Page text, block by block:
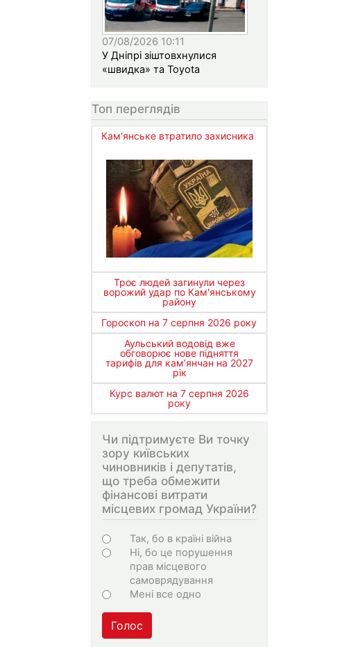
07/08/2026 10:11
У Дніпрі зіштовхнулися
«швидка» та Toyota
Топ переглядів
Кам'янське втратило захисника
Троє людей загинули через
ворожий удар по Кам'янському
району
Гороскоп на 7 серпня 2026 року
Аульський водовід вже
обговорює нове підняття
тарифів для кам’янчан на 2027
рік
Курс валют на 7 серпня 2026
року
Чи підтримуєте Ви точку
зору київських
чиновників і депутатів,
що треба обмежити
фінансові витрати
місцевих громад України?
Варіанти
Так, бо в країні війна
Ні, бо це порушення
прав місцевого
самоврядування
Мені все одно
Голос